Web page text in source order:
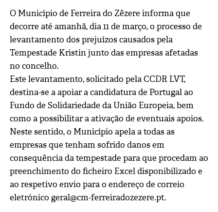
O Município de Ferreira do Zêzere informa que
decorre até amanhã, dia 11 de março, o processo de
levantamento dos prejuízos causados pela
Tempestade Kristin junto das empresas afetadas
no concelho.
Este levantamento, solicitado pela CCDR LVT,
destina-se a apoiar a candidatura de Portugal ao
Fundo de Solidariedade da União Europeia, bem
como a possibilitar a ativação de eventuais apoios.
Neste sentido, o Município apela a todas as
empresas que tenham sofrido danos em
consequência da tempestade para que procedam ao
preenchimento do ficheiro Excel disponibilizado e
ao respetivo envio para o endereço de correio
eletrónico geral@cm-ferreiradozezere.pt.